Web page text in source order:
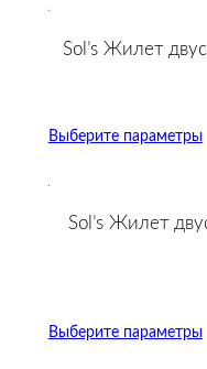
Sol’s Жилет
Выберите параметры
Sol’s Жилет
Выберите параметры